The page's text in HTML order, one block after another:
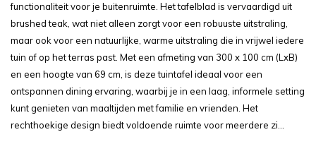
functionaliteit voor je buitenruimte. Het tafelblad is vervaardigd uit
brushed teak, wat niet alleen zorgt voor een robuuste uitstraling,
maar ook voor een natuurlijke, warme uitstraling die in vrijwel iedere
tuin of op het terras past. Met een afmeting van 300 x 100 cm (LxB)
en een hoogte van 69 cm, is deze tuintafel ideaal voor een
ontspannen dining ervaring, waarbij je in een laag, informele setting
kunt genieten van maaltijden met familie en vrienden. Het
rechthoekige design biedt voldoende ruimte voor meerdere zi...